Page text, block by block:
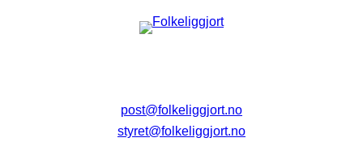
post@folkeliggjort.no
styret@folkeliggjort.no